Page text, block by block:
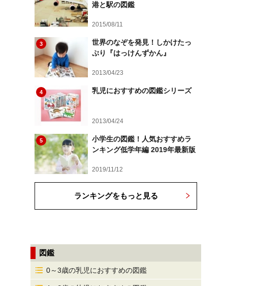
港と駅の図鑑
2015/08/11
3
世界のなぞを発見！しかけたっ
ぷり『はっけんずかん』
2013/04/23
4 乳児におすすめの図鑑シリーズ
2013/04/24
5
小学生の図鑑！人気おすすめラ
ンキング低学年編 2019年最新版
2019/11/12
ランキングをもっと見る
図鑑
0～3歳の乳児におすすめの図鑑